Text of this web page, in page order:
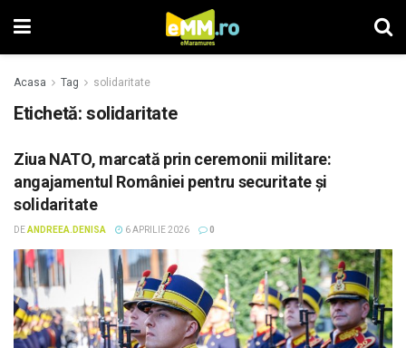
Acasa Tag solidaritate
Etichetă: solidaritate
Ziua NATO, marcată prin ceremonii militare:
angajamentul României pentru securitate și
solidaritate
DEANDREEA.DENISA 6 APRILIE 2026 0